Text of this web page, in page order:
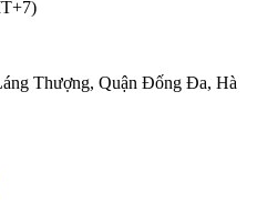
Thượng, Quận Đống Đa, Hà